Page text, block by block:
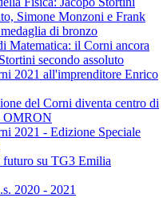
Simone Monzoni e Frank
di bronzo
Matematica: il Corni ancora
secondo assoluto
2021 all'imprenditore Enrico
del Corni diventa centro di
OMRON
2021 - Edizione Speciale
futuro su TG3 Emilia
2020 - 2021